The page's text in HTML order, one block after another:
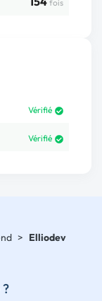
fois
Vérifié
Vérifié
> Elliodev